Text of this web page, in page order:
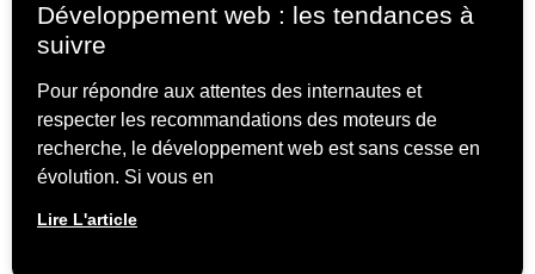
Développement web : les tendances à
suivre
Pour répondre aux attentes des internautes et
respecter les recommandations des moteurs de
recherche, le développement web est sans cesse en
évolution. Si vous en
Lire L'article